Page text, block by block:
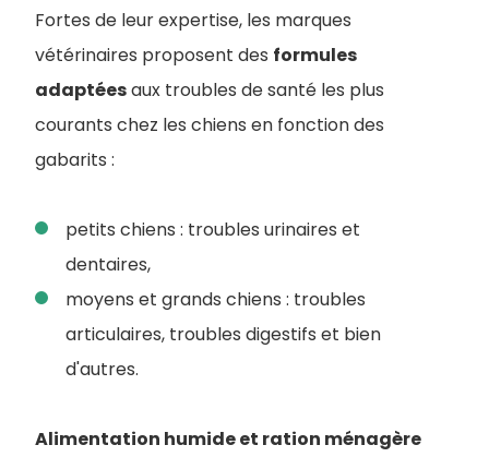
Fortes de leur expertise, les marques
vétérinaires proposent des formules
adaptéesaux troubles de santé les plus
courants chez les chiens en fonction des
gabarits :
petits chiens : troubles urinaires et
dentaires,
moyens et grands chiens : troubles
articulaires, troubles digestifs et bien
d'autres.
Alimentation humide et ration ménagère